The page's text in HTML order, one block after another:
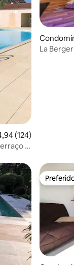
de uma avaliação
(124)
e
La